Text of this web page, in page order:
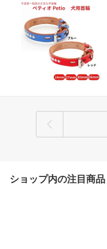
ショップ内の注目商品